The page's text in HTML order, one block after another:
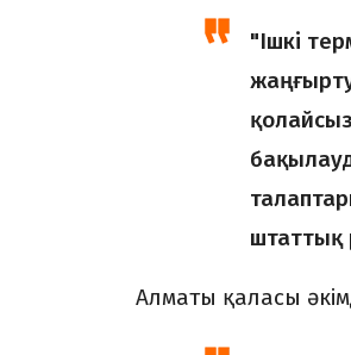
"Ішкі
штаттық
Алматы қаласы